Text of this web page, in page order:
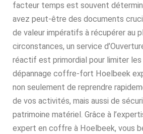
facteur temps est souvent
avez peut-être des documents
de valeur impératifs à récupérer au
circonstances, un service
réactif est primordial pour limiter les
dépannage coffre-fort Hoelbeek
non seulement de reprendre
de vos activités, mais aussi de
patrimoine matériel. Grâce à
expert en coffre à Hoelbeek, vous